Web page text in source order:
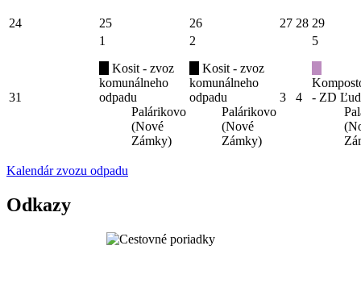
24 25 26 27 28 29
31
1
Kosit - zvoz
komunálneho
odpadu
Palárikovo
(Nové
Zámky)
2
Kosit - zvoz
komunálneho
odpadu
Palárikovo
(Nové
Zámky)
3 4
5
- ZD
Kalendár zvozu odpadu
Odkazy